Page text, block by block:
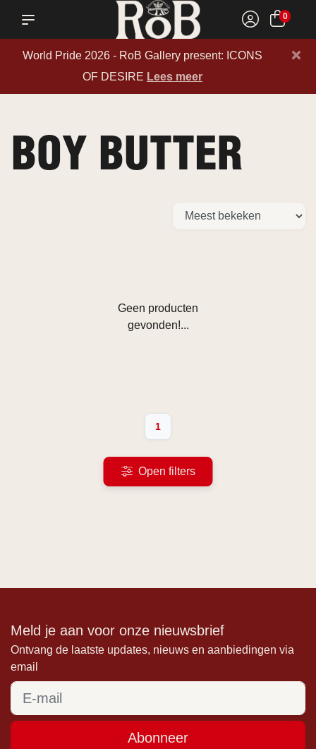
0
World Pride 2026 - RoB Gallery present: ICONS
OF DESIRE Lees meer
×
BOY BUTTER
Geen producten
gevonden!...
1
Open filters
Meld je aan voor onze nieuwsbrief
Ontvang de laatste updates, nieuws en aanbiedingen via
email
Abonneer